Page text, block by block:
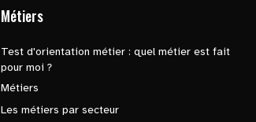
Métiers
Test d'orientation métier : quel métier est fait
pour moi ?
Métiers
Les métiers par secteur